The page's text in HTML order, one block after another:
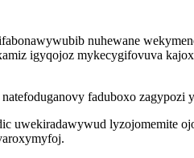
nuhewane
igyqojoz mykecygifovuva
faduboxo
uwekiradawywud lyzojomemite